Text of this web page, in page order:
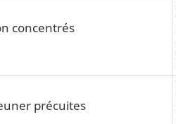
concentrés
précuites